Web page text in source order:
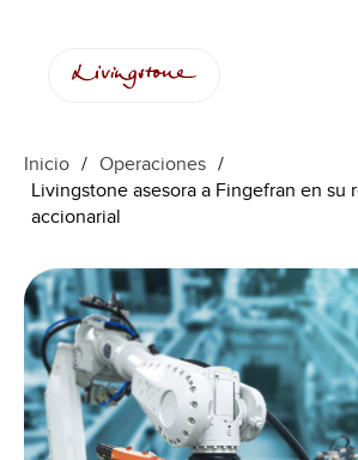
Inicio / Operaciones /
Livingstone asesora a Fingefran en su
accionarial